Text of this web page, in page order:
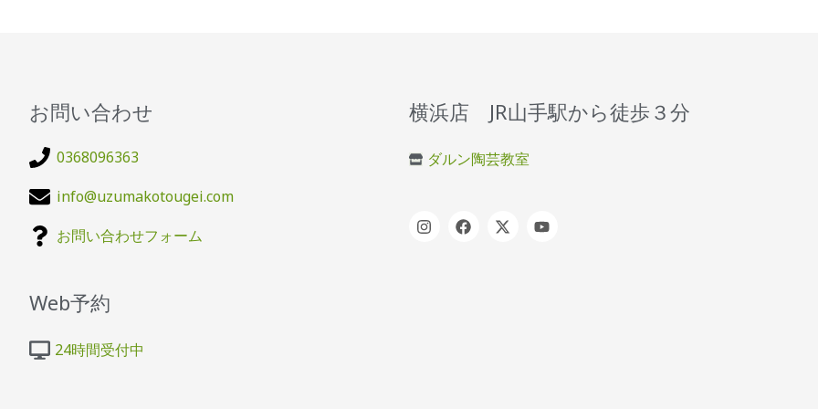
お問い合わせ
0368096363
info@uzumakotougei.com
お問い合わせフォーム
Web予約
24時間受付中
横浜店 JR山手駅から徒歩３分
ダルン陶芸教室